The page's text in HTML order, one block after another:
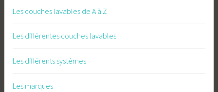
Les couches lavables de A à Z
Les différentes couches lavables
Les différents systèmes
Les marques